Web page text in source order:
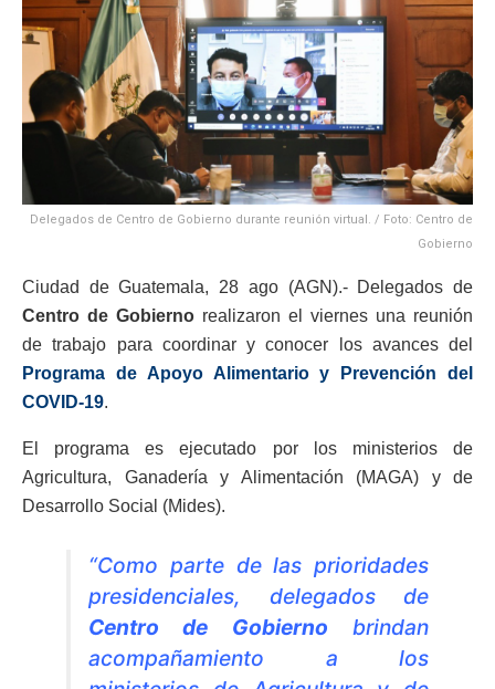
Delegados de Centro de Gobierno durante reunión virtual. / Foto: Centro de
Gobierno
Ciudad de Guatemala, 28 ago (AGN).- Delegados de
Centro de Gobierno realizaron el viernes una reunión
de trabajo para coordinar y conocer los avances del
Programa de Apoyo Alimentario y Prevención del
COVID-19.
El programa es ejecutado por los ministerios de
Agricultura, Ganadería y Alimentación (MAGA) y de
Desarrollo Social (Mides).
“Como parte de las prioridades
presidenciales, delegados de
Centro de Gobierno brindan
acompañamiento a los